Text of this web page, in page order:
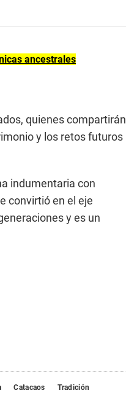
ancestrales
quienes compartirán
y los retos futuros
indumentaria con
convirtió en el eje
y es un
Catacaos Tradición